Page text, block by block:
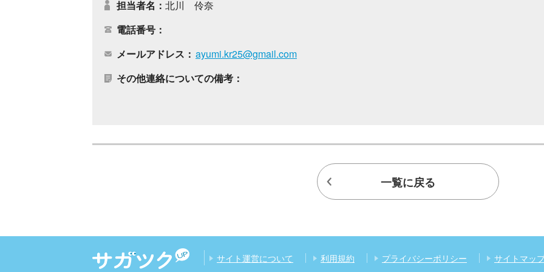
担当者名
北川 伶奈
電話番号
メールアドレス
ayumi.kr25@gmail.com
その他連絡についての備考
一覧に戻る
サイト運営について 利用規約 プライバシーポリシー サイトマッ